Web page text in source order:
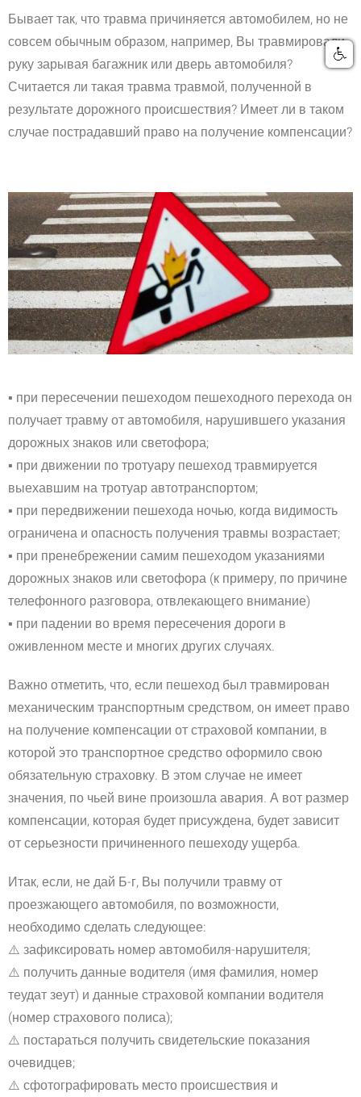
Бывает так, что травма причиняется автомобилем, но не
совсем обычным образом, например, Вы травмировали
руку зарывая багажник или дверь автомобиля?
Считается ли такая травма травмой, полученной в
результате дорожного происшествия? Имеет ли в таком
случае пострадавший право на получение компенсации?
▪️ при пересечении пешеходом пешеходного перехода он
получает травму от автомобиля, нарушившего указания
дорожных знаков или светофора;
▪️ при движении по тротуару пешеход травмируется
выехавшим на тротуар автотранспортом;
▪️ при передвижении пешехода ночью, когда видимость
ограничена и опасность получения травмы возрастает;
▪️ при пренебрежении самим пешеходом указаниями
дорожных знаков или светофора (к примеру, по причине
телефонного разговора, отвлекающего внимание)
▪️ при падении во время пересечения дороги в
оживленном месте и многих других случаях.
Важно отметить, что, если пешеход был травмирован
механическим транспортным средством, он имеет право
на получение компенсации от страховой компании, в
которой это транспортное средство оформило свою
обязательную страховку. В этом случае не имеет
значения, по чьей вине произошла авария. А вот размер
компенсации, которая будет присуждена, будет зависит
от серьезности причиненного пешеходу ущерба.
Итак, если, не дай Б-г, Вы получили травму от
проезжающего автомобиля, по возможности,
необходимо сделать следующее:
⚠️ зафиксировать номер автомобиля-нарушителя;
⚠️ получить данные водителя (имя фамилия, номер
теудат зеут) и данные страховой компании водителя
(номер страхового полиса);
⚠️ постараться получить свидетельские показания
очевидцев;
⚠️ сфотографировать место происшествия и